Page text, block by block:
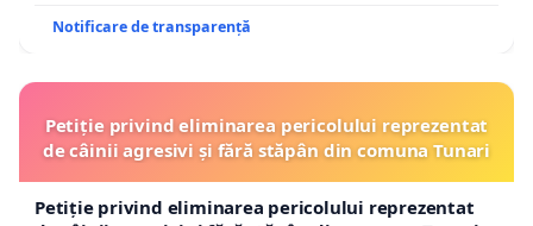
Notificare de transparență
Petiție privind eliminarea pericolului reprezentat
de câinii agresivi și fără stăpân din comuna Tunari
Petiție privind eliminarea pericolului reprezentat